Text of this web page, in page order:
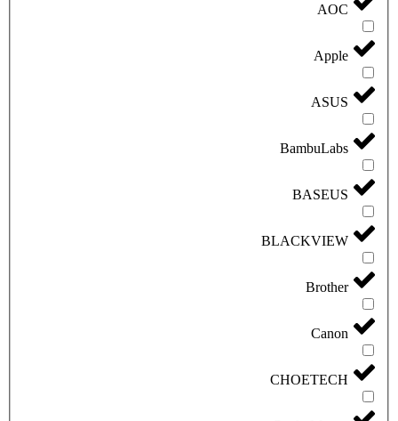
AOC
Apple
ASUS
BambuLabs
BASEUS
BLACKVIEW
Brother
Canon
CHOETECH